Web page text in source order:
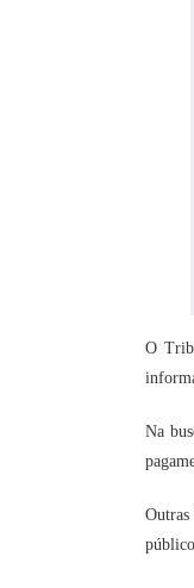
O
Na